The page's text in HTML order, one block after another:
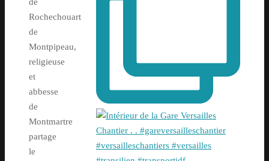
de
Rochechouart
de
Montpipeau,
religieuse
et
abbesse
de
Montmartre
partage
le